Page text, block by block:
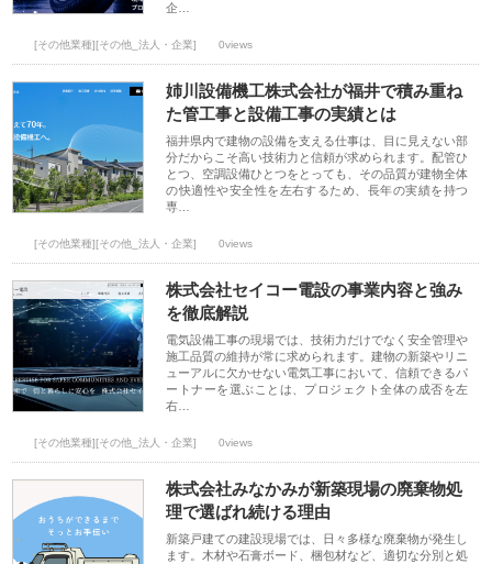
企…
[その他業種][その他_法人・企業] 0views
姉川設備機工株式会社が福井で積み重ね
た管工事と設備工事の実績とは
福井県内で建物の設備を支える仕事は、目に見えない部
分だからこそ高い技術力と信頼が求められます。配管ひ
とつ、空調設備ひとつをとっても、その品質が建物全体
の快適性や安全性を左右するため、長年の実績を持つ
専…
[その他業種][その他_法人・企業] 0views
株式会社セイコー電設の事業内容と強み
を徹底解説
電気設備工事の現場では、技術力だけでなく安全管理や
施工品質の維持が常に求められます。建物の新築やリニ
ューアルに欠かせない電気工事において、信頼できるパ
ートナーを選ぶことは、プロジェクト全体の成否を左
右…
[その他業種][その他_法人・企業] 0views
株式会社みなかみが新築現場の廃棄物処
理で選ばれ続ける理由
新築戸建ての建設現場では、日々多様な廃棄物が発生し
ます。木材や石膏ボード、梱包材など、適切な分別と処